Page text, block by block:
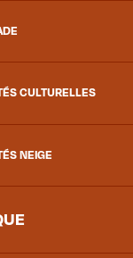
CULTURELLES
NEIGE